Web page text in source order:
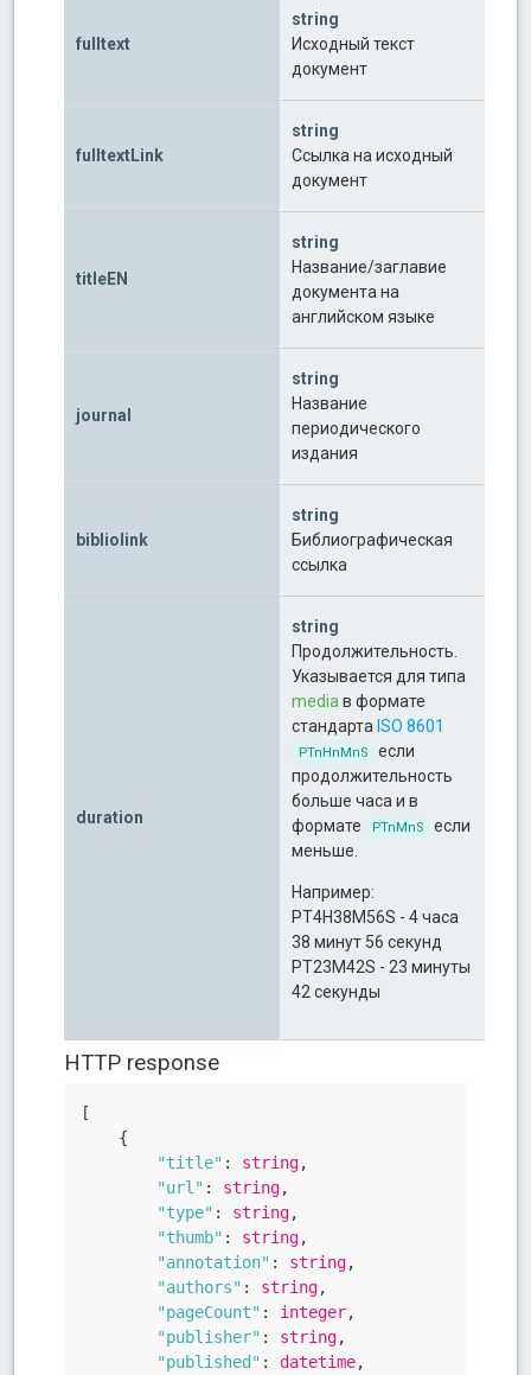
fulltext
string
Исходный текст
документ
fulltextLink
string
Ссылка на исходный
документ
titleEN
string
Название/заглавие
документа на
английском языке
journal
string
Название
периодического
издания
bibliolink
string
Библиографическая
ссылка
duration
string
Продолжительность.
Указывается для типа
media в формате
стандарта ISO 8601
PTnHnMnS
если
продолжительность
больше часа и в
формате
PTnMnS
если
меньше.
Например:
PT4H38M56S - 4 часа
38 минут 56 секунд
PT23M42S - 23 минуты
42 секунды
HTTP response
[
{
"title" : string,
"url" : string,
"type" : string,
"thumb" : string,
"annotation" : string,
"authors" : string,
"pageCount" : integer,
"publisher" : string,
"published" : datetime,